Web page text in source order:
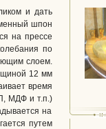
и дать
шпон
на прессе
по
слоем.
12 мм
время
МДФ и т.п.)
на
путем